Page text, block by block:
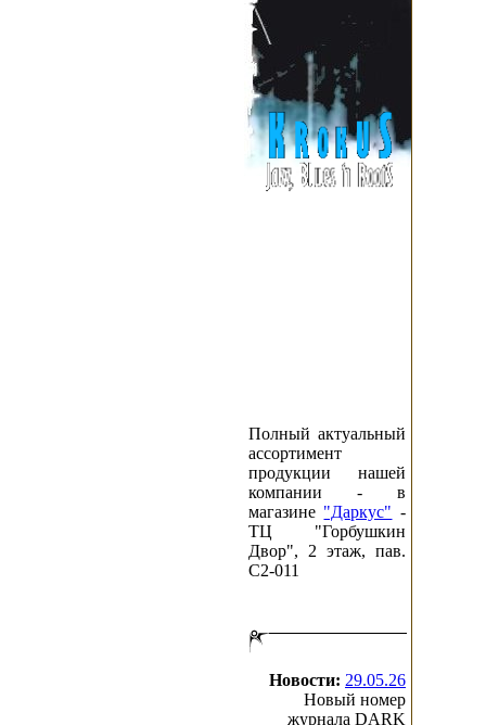
Полный актуальный
ассортимент
продукции нашей
компании - в
магазине "Даркус" -
ТЦ "Горбушкин
Двор", 2 этаж, пав.
C2-011
Новости: 29.05.26
Новый номер
журнала DARK